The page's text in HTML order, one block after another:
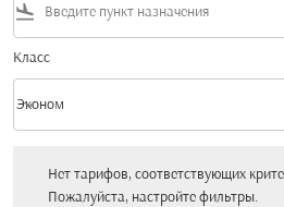
flight_land
Класс
Класс option Эконом Selected
Эконом
keyboard_arrow_down
Нет тарифов, соответствующих
Пожалуйста, настройте фильтры.